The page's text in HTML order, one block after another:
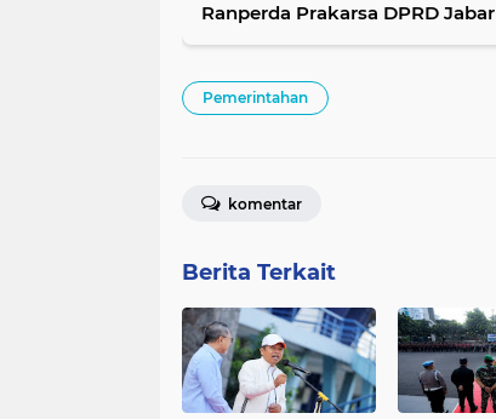
Ranperda Prakarsa DPRD Jabar
Pemerintahan
komentar
Berita Terkait